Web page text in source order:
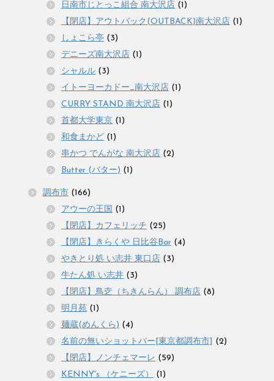
日南市じとっこ組合 南大沢店 (1)
【閉店】アウトバック(OUTBACK)南大沢店 (1)
しょこら亭 (3)
デニーズ南大沢店 (1)
シャルル (3)
イトーヨーカドー_南大沢店 (1)
CURRY STAND 南大沢店 (1)
首都大学東京 (1)
和食まかど (1)
串かつ でんがな 南大沢店 (2)
Butter (バター) (1)
調布市 (166)
アウーの王国 (1)
【閉店】カフェリッチ (25)
【閉店】きらくや 日比谷Bar (4)
やきとり処 い志井 東口店 (3)
牛たん処 い志井 (3)
【閉店】鳥赱（ちきんらん） 調布店 (8)
明月苑 (1)
麺蔵(めんくら) (4)
名前の無いショットバー[東京都調布市]
(2)
【閉店】ノンチェマーレ (59)
KENNY's （ケニーズ）
(1)